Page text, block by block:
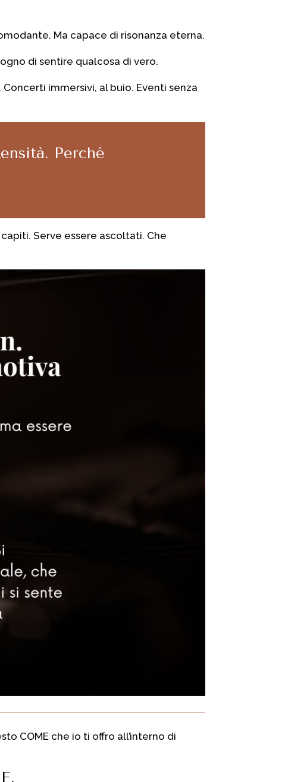
Ma capace di risonanza eterna.
di sentire qualcosa di vero.
Concerti immersivi, al buio. Eventi senza
Perché
Serve essere ascoltati. Che
COME che io ti offro all’interno di